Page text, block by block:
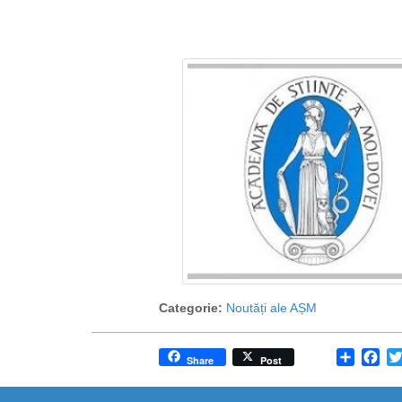
Categorie: Noutăți ale AȘM
Share
Share Post